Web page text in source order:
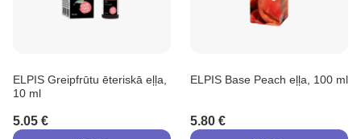
ELPIS Greipfrūtu ēteriskā eļļa,
10 ml
5.05 €
ELPIS Base Peach eļļa, 100 ml
5.80 €